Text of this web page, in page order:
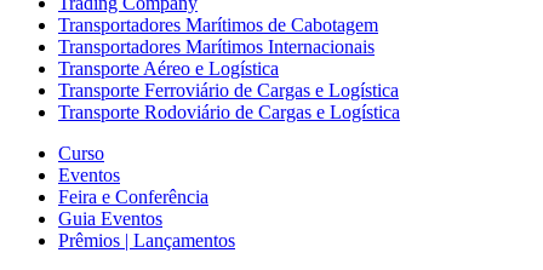
Transportadores Marítimos de Cabotagem
Transportadores Marítimos Internacionais
Transporte Aéreo e Logística
Transporte Ferroviário de Cargas e Logística
Transporte Rodoviário de Cargas e Logística
Curso
Eventos
Feira e Conferência
Guia Eventos
Prêmios | Lançamentos